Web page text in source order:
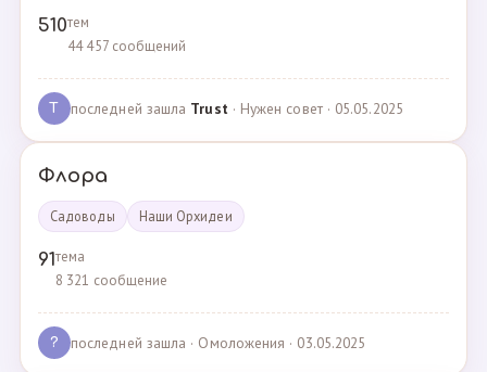
510тем
44 457 сообщений
T последней зашла Trust · Нужен совет · 05.05.2025
Флора
Садоводы Наши Орхидеи
91тема
8 321 сообщение
? последней зашла · Омоложения · 03.05.2025